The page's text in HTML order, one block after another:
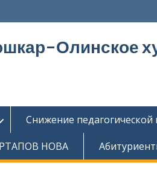
Олинское
Снижение педагогической
НОВА